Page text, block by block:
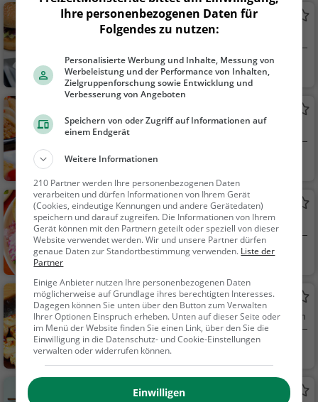
Bullys Burger
Burger-Restaurant in Frankfurt am Main
Frankfurt am Main
Restaurant, Burg
er, Amerikanisch, San
dwiches, Steak House
Mediterranes Restaurant in Frankfurt am
Frankfurt am Main
erran, Europäisch, Me
eresfrüchte, Fisch, Mi
ttagessen, Abendess
en
Bulli Burrito
Mexikanisches Restaurant in Frankfurt am
Main
Frankfurt am Main
Restaurant, Mexi
Mittagessen, Lateina
merikanisch, Tex-Me
x, Amerikanisch, Veg
an, Vegetarisch
Fujiwara
Japanisches Restaurant in Frankfurt am Main
Frankfurt am Main
Restaurant, Japan
isch, Asiatisch, Abend
essen, Sushi, Mittage
Plaka
Ihre personenbezogenen Daten für
Folgendes zu nutzen:
Personalisierte Werbung und Inhalte, Messung von
Werbeleistung und der Performance von Inhalten,
Zielgruppenforschung sowie Entwicklung und
Verbesserung von Angeboten
Speichern von oder Zugriff auf Informationen auf
einem Endgerät
Weitere Informationen
210 Partner werden Ihre personenbezogenen Daten
verarbeiten und dürfen Informationen von Ihrem Gerät
(Cookies, eindeutige Kennungen und andere Gerätedaten)
speichern und darauf zugreifen. Die Informationen von Ihrem
Gerät können mit den Partnern geteilt oder speziell von dieser
Website verwendet werden. Wir und unsere Partner dürfen
genaue Daten zur Standortbestimmung verwenden. Liste der
Partner
Einige Anbieter nutzen Ihre personenbezogenen Daten
möglicherweise auf Grundlage ihres berechtigten Interesses.
Dagegen können Sie unten über den Button zum Verwalten
Ihrer Optionen Einspruch erheben. Unten auf dieser Seite oder
im Menü der Website finden Sie einen Link, über den Sie die
Einwilligung in die Datenschutz- und Cookie-Einstellungen
verwalten oder widerrufen können.
Einwilligen